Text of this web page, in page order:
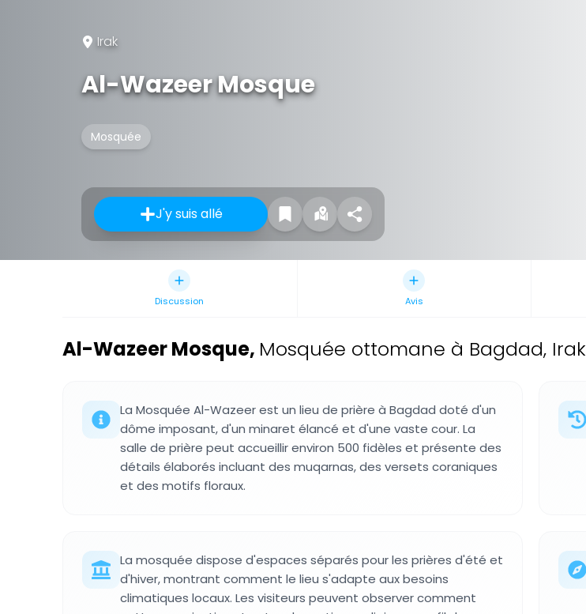
Irak
Al-Wazeer Mosque
Mosquée
J'y suis allé
Discussion Avis
Al-Wazeer Mosque, Mosquée ottomane à Bagdad, Irak
La Mosquée Al-Wazeer est un lieu de prière à Bagdad doté d'un
dôme imposant, d'un minaret élancé et d'une vaste cour. La
salle de prière peut accueillir environ 500 fidèles et présente des
détails élaborés incluant des muqarnas, des versets coraniques
et des motifs floraux.
La mosquée dispose d'espaces séparés pour les prières d'été et
d'hiver, montrant comment le lieu s'adapte aux besoins
climatiques locaux. Les visiteurs peuvent observer comment